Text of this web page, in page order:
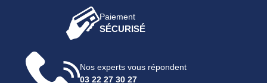
Paiement
SÉCURISÉ
Nos experts vous répondent
03 22 27 30 27